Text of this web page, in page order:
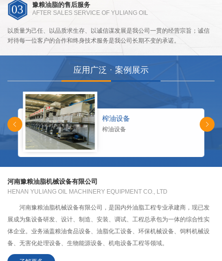
03 豫粮油脂的售后服务
AFTER SALES SERVICE OF YULIANG OIL
以质量为己任、以品质求生存、以诚信谋发展是我公司一贯的经营宗旨；诚信
对待每一位客户的合作和终身技术服务是我公司长期不变的承诺。
应用广泛 · 案例展示
榨油设备
榨油设备
河南豫粮油脂机械设备有限公司
HENAN YULIANG OIL MACHINERY EQUIPMENT CO., LTD
河南豫粮油脂机械设备有限公司，是国内外油脂工程专业承建商，现已发
展成为集设备研发、设计、制造、安装、调试、工程总承包为一体的综合性实
体企业。业务涵盖粮油食品设备、油脂化工设备、环保机械设备、饲料机械设
备、无害化处理设备、生物能源设备、机电设备工程等领域。